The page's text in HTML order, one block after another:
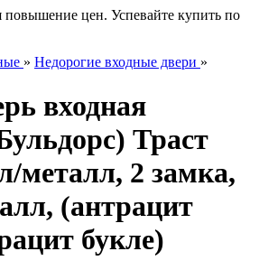
цен. Успевайте купить по
» Недорогие входные двери »
входная
Траст
металл, 2 замка,
(антрацит
букле)